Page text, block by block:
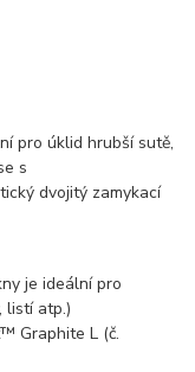
pro úklid hrubší sutě,
s
dvojitý zamykací
je ideální pro
listí atp.)
Graphite L (č.